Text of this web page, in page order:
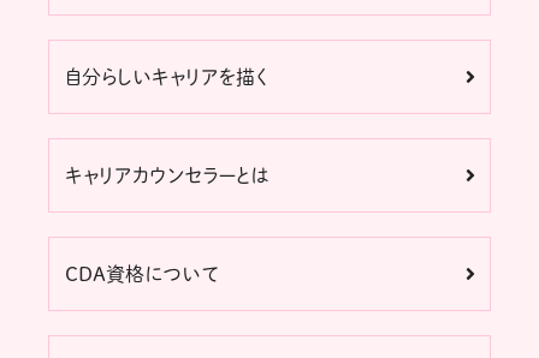
自分らしいキャリアを描く
キャリアカウンセラーとは
CDA資格について